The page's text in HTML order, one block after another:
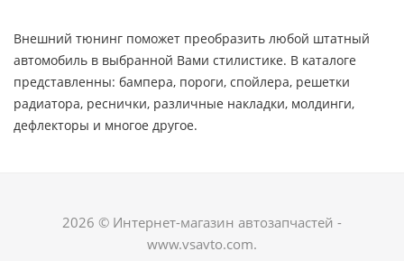
Внешний тюнинг поможет преобразить любой штатный
автомобиль в выбранной Вами стилистике. В каталоге
представленны: бампера, пороги, спойлера, решетки
радиатора, реснички, различные накладки, молдинги,
дефлекторы и многое другое. ​
2026 © Интернет-магазин автозапчастей -
www.vsavto.com.